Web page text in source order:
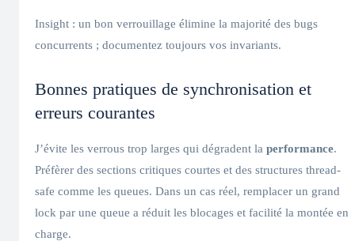
Insight : un bon verrouillage élimine la majorité des bugs
concurrents ; documentez toujours vos invariants.
Bonnes pratiques de synchronisation et
erreurs courantes
J’évite les verrous trop larges qui dégradent la performance.
Préfèrer des sections critiques courtes et des structures thread-
safe comme les queues. Dans un cas réel, remplacer un grand
lock par une queue a réduit les blocages et facilité la montée en
charge.